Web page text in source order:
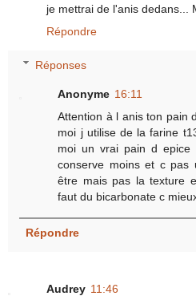
je mettrai de l'anis dedans...
Répondre
Réponses
Anonyme 16:11
Attention à l anis ton pain
moi j utilise de la farine
moi un vrai pain d
conserve moins et c pas
être mais pas la texture
faut du bicarbonate c
Répondre
Audrey 11:46